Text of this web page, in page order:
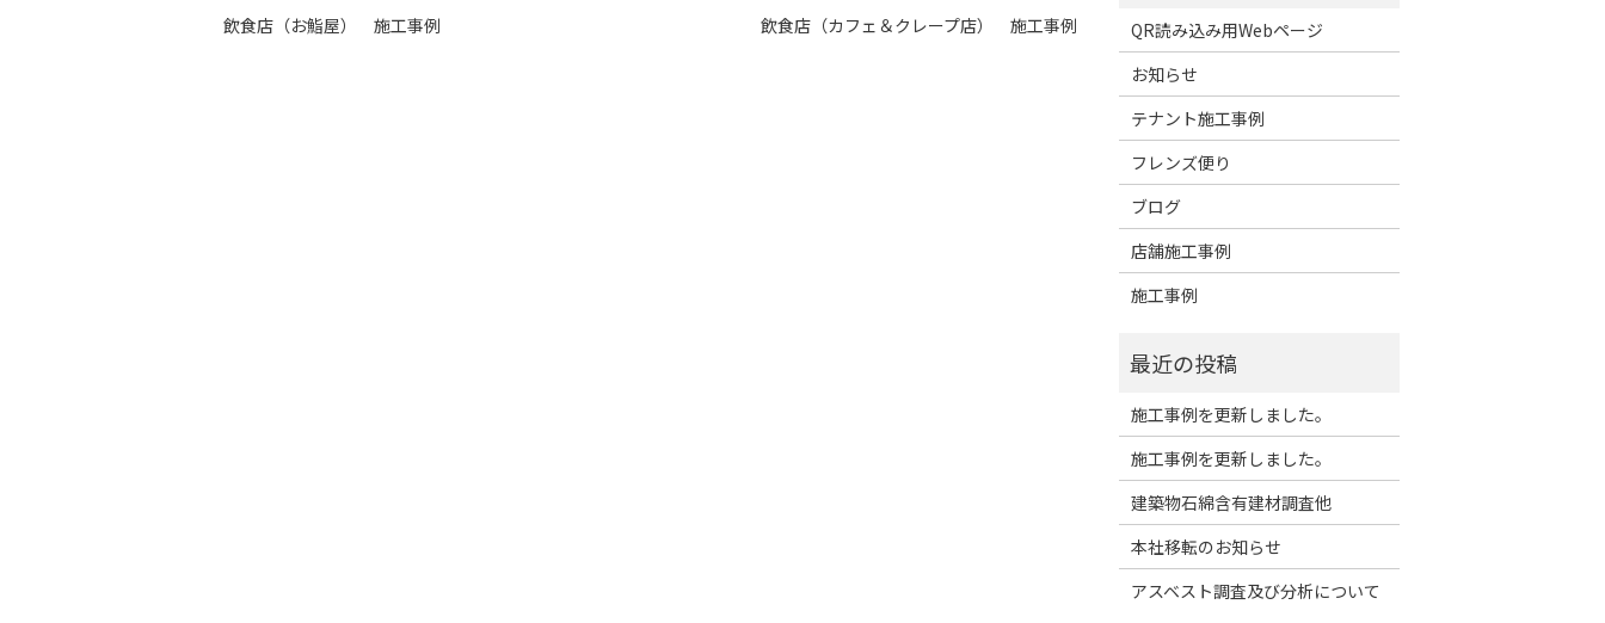
飲食店（お鮨屋） 施工事例 飲食店（カフェ＆クレープ店） 施工事例
QR読み込み用Webページ
お知らせ
テナント施工事例
フレンズ便り
ブログ
店舗施工事例
施工事例
施工事例を更新しました。
施工事例を更新しました。
建築物石綿含有建材調査他
本社移転のお知らせ
アスベスト調査及び分析について